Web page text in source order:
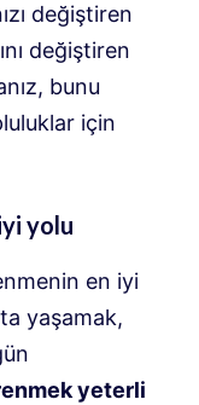
değiştiren
değiştiren
bunu
için
yolu
en iyi
yaşamak,
yeterli